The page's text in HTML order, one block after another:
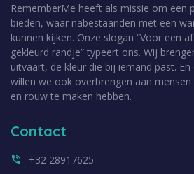
Contact
+32 28917625
RememberMe heeft als missie om een
bieden, waar nabestaanden met een
kunnen kijken. Onze slogan “Voor een
gekleurd randje” typeert ons. Wij
uitvaart, de kleur die bij iemand past.
willen we ook overbrengen aan
en rouw te maken hebben.